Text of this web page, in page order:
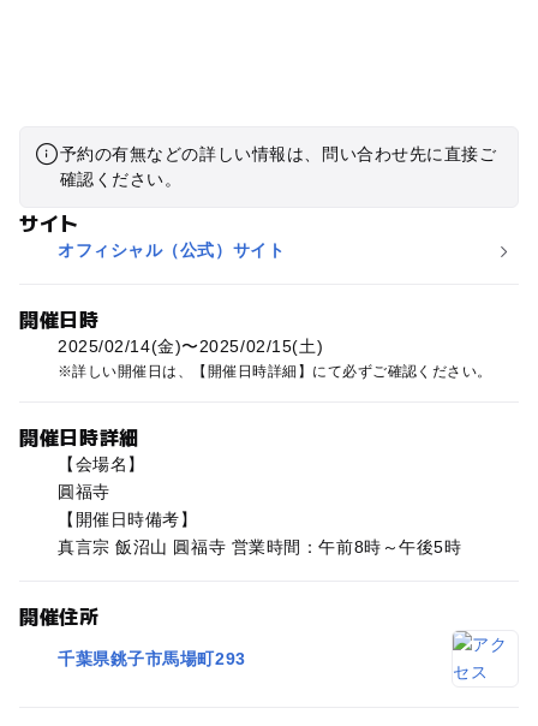
予約の有無などの詳しい情報は、問い合わせ先に直接ご
確認ください。
サイト
オフィシャル（公式）サイト
開催日時
2025/02/14(金)〜2025/02/15(土)
詳しい開催日は、【開催日時詳細】にて必ずご確認ください。
開催日時詳細
【会場名】
圓福寺
【開催日時備考】
真言宗 飯沼山 圓福寺 営業時間：午前8時～午後5時
開催住所
千葉県銚子市馬場町293